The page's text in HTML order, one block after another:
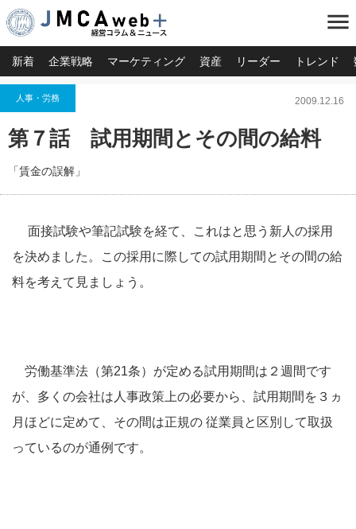
menu
新着 企業戦略 マーケティング 資産 リーダー トレンド
人事・労務 2009.12.16
第７話 試用期間とその間の給料
「賃金の誤解」
面接試験や筆記試験を経て、これはと思う新人の採用
を決めました。この採用に際しての試用期間とその間の給
料を考えて見ましょう。
労働基準法（第21条）が定める試用期間は２週間です
が、多くの会社は人事政策上の必要から、試用期間を３ヵ
月ほどに定めて、その間は正規の 従業員と区別して取扱
っているのが通例です。